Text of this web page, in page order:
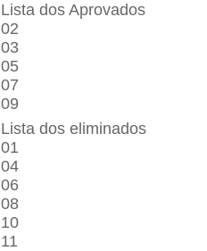
Lista dos Aprovados
02
03
05
07
09
Lista dos eliminados
01
04
06
08
10
11